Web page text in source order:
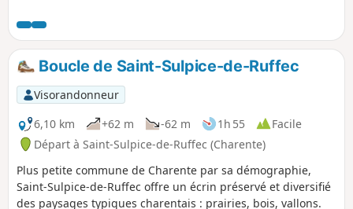
Boucle de Saint-Sulpice-de-Ruffec
Visorandonneur
6,10 km
+62 m -62 m 1h 55
Facile
Départ à Saint-Sulpice-de-Ruffec (Charente)
Plus petite commune de Charente par sa démographie,
Saint-Sulpice-de-Ruffec offre un écrin préservé et diversifié
des paysages typiques charentais : prairies, bois, vallons.